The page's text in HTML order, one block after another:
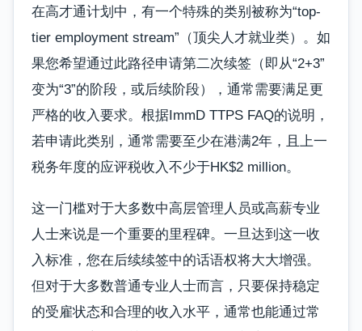
在高才通计划中，有一个特殊的类别被称为“top-
tier employment stream”（顶尖人才就业类）。如
果您希望通过此路径申请第二次续签（即从“2+3”
变为“3”的阶段，或后续阶段），通常需要满足更
严格的收入要求。根据ImmD TTPS FAQ的说明，
若申请此类别，通常需要至少在港满2年，且上一
税务年度的应评税收入不少于HK$2 million。
这一门槛对于大多数中高层管理人员或高薪专业
人士来说是一个重要的里程碑。一旦达到这一收
入标准，您在后续续签中的话语权将大大增强。
但对于大多数普通专业人士而言，只要保持稳定
的受雇状态和合理的收入水平，通常也能通过常